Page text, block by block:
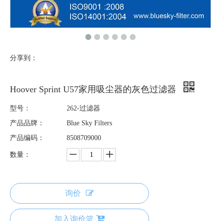
分享到：
Hoover Sprint U57家用吸尘器的灰色过滤器
型号：
262-过滤器
产品品牌：
Blue Sky Filters
产品编码：
8508709000
数量：
询价
加入询价篮